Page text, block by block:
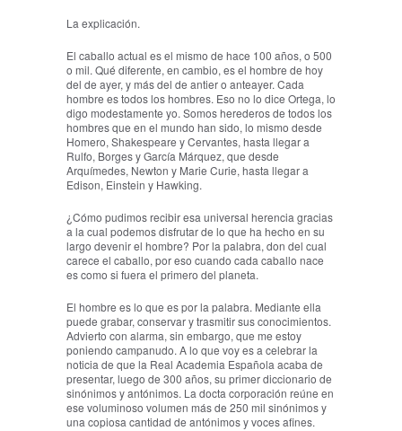
La explicación.
El caballo actual es el mismo de hace 100 años, o 500
o mil. Qué diferente, en cambio, es el hombre de hoy
del de ayer, y más del de antier o anteayer. Cada
hombre es todos los hombres. Eso no lo dice Ortega, lo
digo modestamente yo. Somos herederos de todos los
hombres que en el mundo han sido, lo mismo desde
Homero, Shakespeare y Cervantes, hasta llegar a
Rulfo, Borges y García Márquez, que desde
Arquímedes, Newton y Marie Curie, hasta llegar a
Edison, Einstein y Hawking.
¿Cómo pudimos recibir esa universal herencia gracias
a la cual podemos disfrutar de lo que ha hecho en su
largo devenir el hombre? Por la palabra, don del cual
carece el caballo, por eso cuando cada caballo nace
es como si fuera el primero del planeta.
El hombre es lo que es por la palabra. Mediante ella
puede grabar, conservar y trasmitir sus conocimientos.
Advierto con alarma, sin embargo, que me estoy
poniendo campanudo. A lo que voy es a celebrar la
noticia de que la Real Academia Española acaba de
presentar, luego de 300 años, su primer diccionario de
sinónimos y antónimos. La docta corporación reúne en
ese voluminoso volumen más de 250 mil sinónimos y
una copiosa cantidad de antónimos y voces afines.